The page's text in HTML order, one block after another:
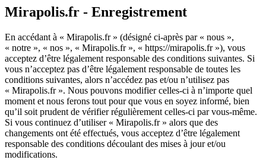
Mirapolis.fr - Enregistrement
En accédant à « Mirapolis.fr » (désigné ci-après par « nous »,
« notre », « nos », « Mirapolis.fr », « https://mirapolis.fr »), vous
acceptez d’être légalement responsable des conditions suivantes. Si
vous n’acceptez pas d’être légalement responsable de toutes les
conditions suivantes, alors n’accédez pas et/ou n’utilisez pas
« Mirapolis.fr ». Nous pouvons modifier celles-ci à n’importe quel
moment et nous ferons tout pour que vous en soyez informé, bien
qu’il soit prudent de vérifier régulièrement celles-ci par vous-même.
Si vous continuez d’utiliser « Mirapolis.fr » alors que des
changements ont été effectués, vous acceptez d’être légalement
responsable des conditions découlant des mises à jour et/ou
modifications.